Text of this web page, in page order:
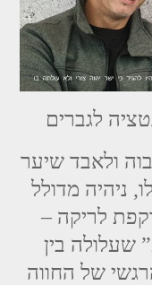
לגברים
ולאבד שיער
ניהיה מדולל
לריקה –
” שעלולה בין
של החווה